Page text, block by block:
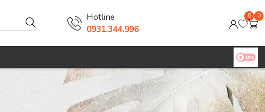
Hotline
0931.344.996
0 0